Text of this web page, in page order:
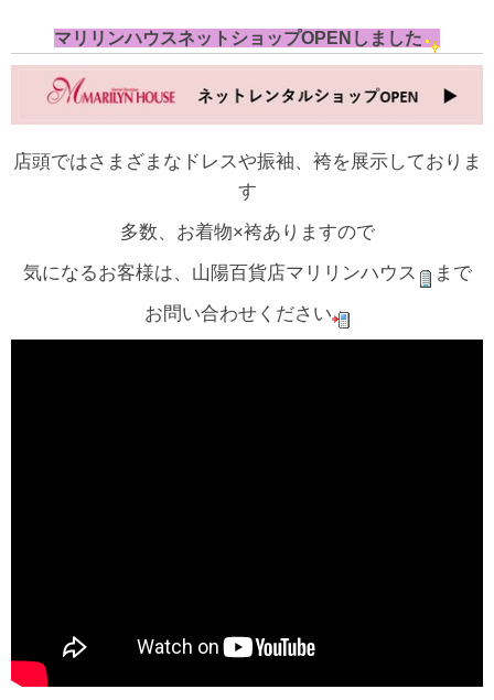
マリリンハウスネットショップOPENしました
店頭ではさまざまなドレスや振袖、袴を展示しておりま
す
多数、お着物×袴ありますので
気になるお客様は、山陽百貨店マリリンハウス
まで
お問い合わせください